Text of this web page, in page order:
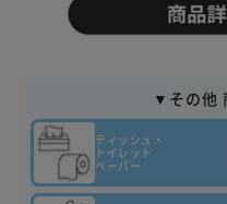
▼その他
ティッシュ・
トイレット
ペーパー